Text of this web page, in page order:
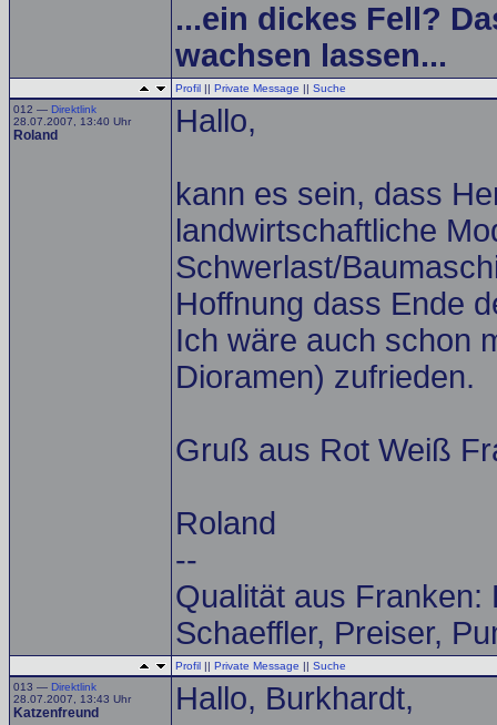
...ein dickes Fell?
wachsen lassen...
Profil || Private Message || Suche
012 — Direktlink
28.07.2007, 13:40 Uhr
Roland Hallo,
kann es sein, dass
landwirtschaftliche
Schwerlast/
Hoffnung dass Ende
Ich wäre auch schon
Dioramen) zufrieden.
Gruß aus Rot Weiß
Roland
--
Qualität aus Franken:
Schaeffler, Preiser,
Profil || Private Message || Suche
013 — Direktlink
28.07.2007, 13:43 Uhr
Katzenfreund Hallo, Burkhardt,